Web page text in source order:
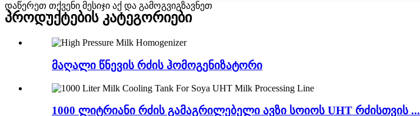
დაწერეთ თქვენი მესიჯი აქ და გამოგვიგზავნეთ
პროდუქტების კატეგორიები
მაღალი წნევის რძის ჰომოგენიზატორი
1000 ლიტრიანი რძის გამაგრილებელი ავზი სოიოს UHT რძისთვის ...